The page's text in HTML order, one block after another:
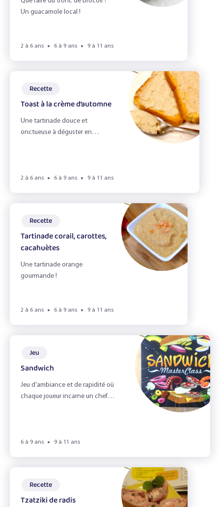
Un guacamole local !
2 à 6 ans 6 à 9 ans 9 à 11 ans
Recette
Toast à la crème d’automne
Une tartinade douce et
onctueuse à déguster en
2 à 6 ans 6 à 9 ans 9 à 11 ans
Recette
Tartinade corail, carottes,
cacahuètes
Une tartinade orange
gourmande !
2 à 6 ans 6 à 9 ans 9 à 11 ans
Jeu
Sandwich
Jeu d’ambiance et de rapidité où
chaque joueur incarne un chef
6 à 9 ans 9 à 11 ans
Recette
Tzatziki de radis